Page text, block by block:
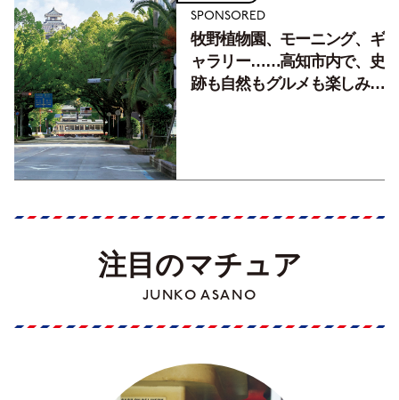
SPONSORED
牧野植物園、モーニング、ギ
ャラリー……高知市内で、史
跡も自然もグルメも楽しみ尽
注目のマチュア
JUNKO ASANO